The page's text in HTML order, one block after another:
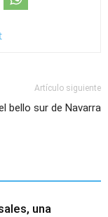
Artículo siguiente
bello sur de Navarra
una